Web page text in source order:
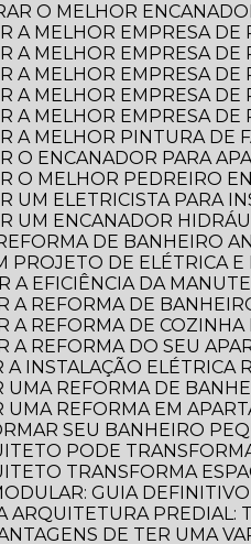
O MELHOR
A MELHOR EMPRESA
A MELHOR EMPRESA
A MELHOR EMPRESA
A MELHOR EMPRESA
A MELHOR EMPRESA
A MELHOR PINTURA DE
O ENCANADOR PARA
O MELHOR PEDREIRO
UM ELETRICISTA PARA
UM ENCANADOR
DE BANHEIRO
PROJETO DE ELÉTRICA
A EFICIÊNCIA DA
A REFORMA DE
A REFORMA DE
A REFORMA DO SEU
A INSTALAÇÃO
UMA REFORMA DE
UMA REFORMA EM
SEU BANHEIRO
PODE
TRANSFORMA
GUIA
A ARQUITETURA
DE TER UMA